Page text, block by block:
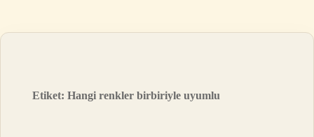
Etiket:Hangi renkler birbiriyle uyumlu